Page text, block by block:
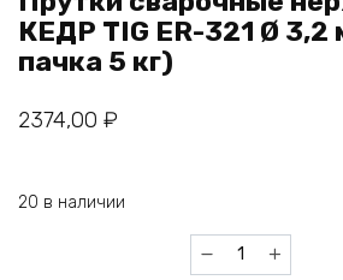
КЕДР TIG ER-321 Ø 3,2
пачка 5 кг)
2374,00 ₽
20 в наличии
Количество
товара